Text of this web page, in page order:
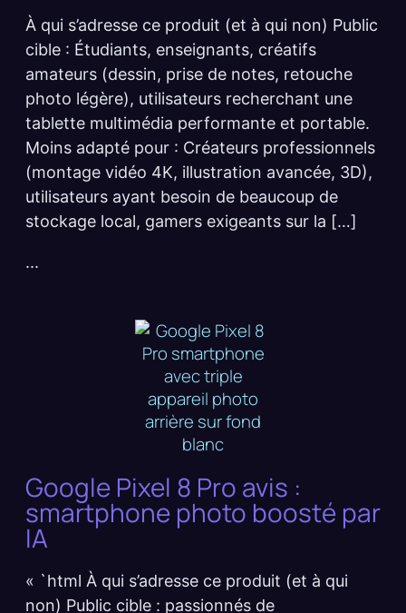
À qui s’adresse ce produit (et à qui non) Public
cible : Étudiants, enseignants, créatifs
amateurs (dessin, prise de notes, retouche
photo légère), utilisateurs recherchant une
tablette multimédia performante et portable.
Moins adapté pour : Créateurs professionnels
(montage vidéo 4K, illustration avancée, 3D),
utilisateurs ayant besoin de beaucoup de
stockage local, gamers exigeants sur la […]
...
Google Pixel 8 Pro avis :
smartphone photo boosté par
IA
« `html À qui s’adresse ce produit (et à qui
non) Public cible : passionnés de